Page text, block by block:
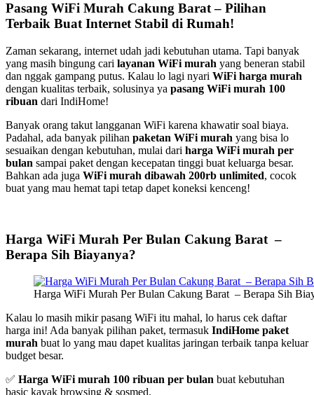
Pasang WiFi Murah Cakung Barat – Pilihan
Terbaik Buat Internet Stabil di Rumah!
Zaman sekarang, internet udah jadi kebutuhan utama. Tapi banyak
yang masih bingung cari layanan WiFi murah yang beneran stabil
dan nggak gampang putus. Kalau lo lagi nyari WiFi harga murah
dengan kualitas terbaik, solusinya ya pasang WiFi murah 100
ribuan dari IndiHome!
Banyak orang takut langganan WiFi karena khawatir soal biaya.
Padahal, ada banyak pilihan paketan WiFi murah yang bisa lo
sesuaikan dengan kebutuhan, mulai dari harga WiFi murah per
bulan sampai paket dengan kecepatan tinggi buat keluarga besar.
Bahkan ada juga WiFi murah dibawah 200rb unlimited, cocok
buat yang mau hemat tapi tetap dapet koneksi kenceng!
Harga WiFi Murah Per Bulan Cakung Barat –
Berapa Sih Biayanya?
Harga WiFi Murah Per Bulan Cakung Barat – Berapa Sih
Kalau lo masih mikir pasang WiFi itu mahal, lo harus cek daftar
harga ini! Ada banyak pilihan paket, termasuk IndiHome paket
murah buat lo yang mau dapet kualitas jaringan terbaik tanpa keluar
budget besar.
✅ Harga WiFi murah 100 ribuan per bulan buat kebutuhan
basic kayak browsing & sosmed.